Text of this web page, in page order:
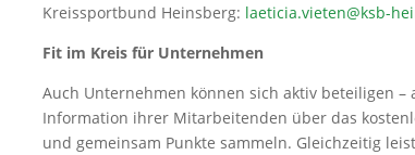
Kreissportbund Heinsberg: laeticia.vieten@ksb-
Fit im Kreis für Unternehmen
Auch Unternehmen können sich aktiv beteiligen
Information ihrer Mitarbeitenden über das
und gemeinsam Punkte sammeln. Gleichzeitig